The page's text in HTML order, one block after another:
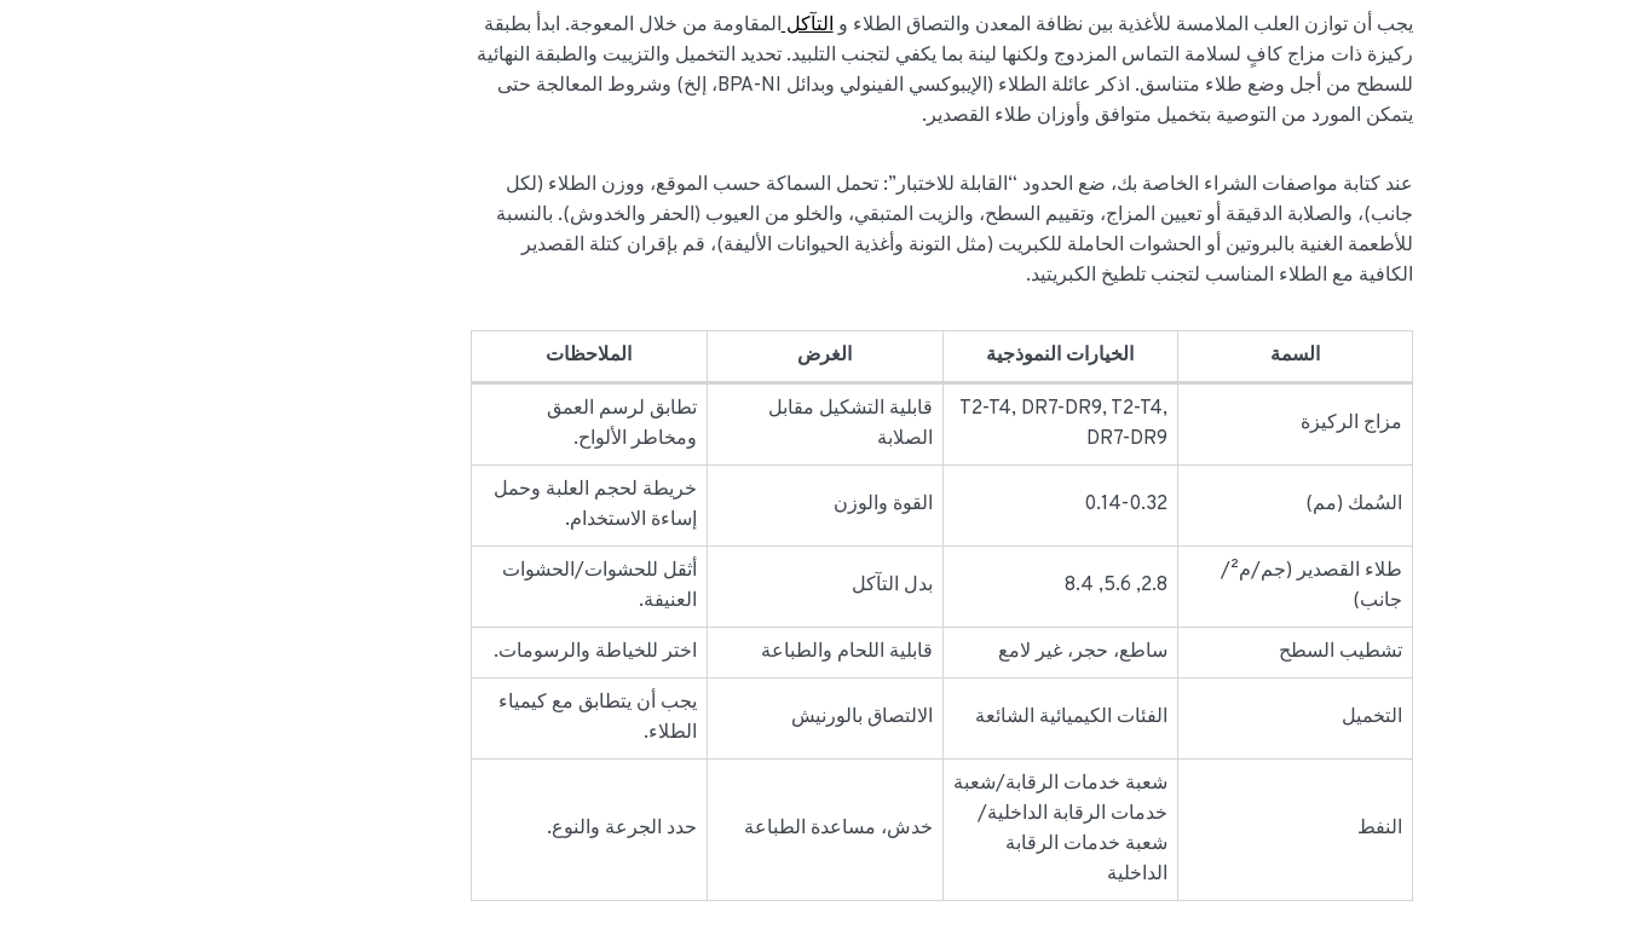
يجب أن توازن العلب الملامسة للأغذية بين نظافة المعدن والتصاق الطلاء والتآكلالمقاومة من خلال المعوجة. ابدأ بطبقة
ركيزة ذات مزاج كافٍ لسلامة التماس المزدوج ولكنها لينة بما يكفي لتجنب التلبيد. تحديد التخميل والتزييت والطبقة النهائية
للسطح من أجل وضع طلاء متناسق. اذكر عائلة الطلاء (الإيبوكسي الفينولي وبدائل BPA-NI، إلخ) وشروط المعالجة حتى
يتمكن المورد من التوصية بتخميل متوافق وأوزان طلاء القصدير.
عند كتابة مواصفات الشراء الخاصة بك، ضع الحدود “القابلة للاختبار”: تحمل السماكة حسب الموقع، ووزن الطلاء (لكل
جانب)، والصلابة الدقيقة أو تعيين المزاج، وتقييم السطح، والزيت المتبقي، والخلو من العيوب (الحفر والخدوش). بالنسبة
للأطعمة الغنية بالبروتين أو الحشوات الحاملة للكبريت (مثل التونة وأغذية الحيوانات الأليفة)، قم بإقران كتلة القصدير
الكافية مع الطلاء المناسب لتجنب تلطيخ الكبريتيد.
السمة الخيارات النموذجية الغرض الملاحظات
مزاج الركيزة
T2-T4, DR7-DR9, T2-T4,
DR7-DR9
قابلية التشكيل مقابل
الصلابة
تطابق لرسم العمق
ومخاطر الألواح.
السُمك (مم) 0.14-0.32 القوة والوزن
خريطة لحجم العلبة وحمل
إساءة الاستخدام.
طلاء القصدير (جم/م²/
جانب)
2.8, 5.6, 8.4 بدل التآكل
أثقل للحشوات/الحشوات
العنيفة.
تشطيب السطح ساطع، حجر، غير لامع قابلية اللحام والطباعة اختر للخياطة والرسومات.
التخميل الفئات الكيميائية الشائعة الالتصاق بالورنيش
يجب أن يتطابق مع كيمياء
الطلاء.
النفط
شعبة خدمات الرقابة/شعبة
خدمات الرقابة الداخلية/
شعبة خدمات الرقابة
الداخلية
خدش، مساعدة الطباعة حدد الجرعة والنوع.